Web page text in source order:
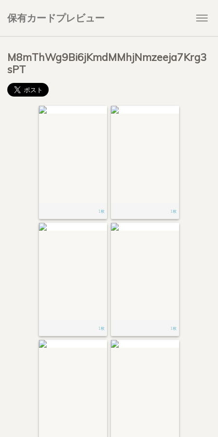
保有カードプレビュー
M8mThWg9Bi6jKmdMMhjNmzeeja7Krg3
sPT
1枚 1枚
1枚 1枚